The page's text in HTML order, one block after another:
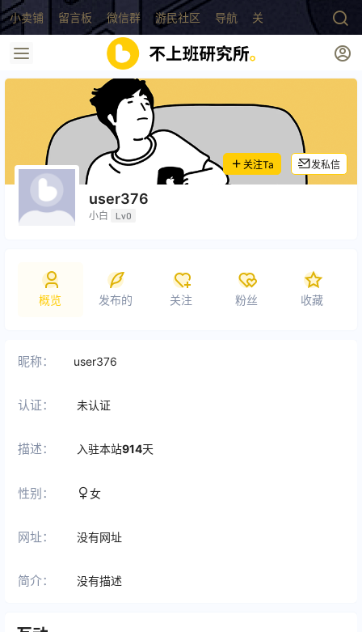
小卖铺 留言板 微信群 游民社区 导航 关于
user376
小白 Lv0
关注Ta 发私信
概览 发布的 关注 粉丝 收藏
昵称： user376
认证： 未认证
描述： 入驻本站914天
性别： 女
网址： 没有网址
简介： 没有描述